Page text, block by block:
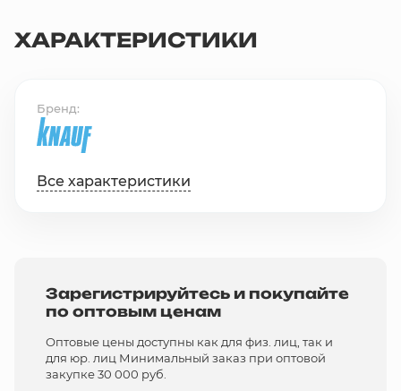
ХАРАКТЕРИСТИКИ
Бренд
Все характеристики
Зарегистрируйтесь и покупайте
по оптовым ценам
Оптовые цены доступны как для физ. лиц, так и
для юр. лиц Минимальный заказ при оптовой
закупке 30 000 руб.